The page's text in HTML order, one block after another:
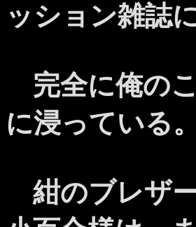
ッション雑誌
完全に俺の
に浸っている。
紺のブレザ